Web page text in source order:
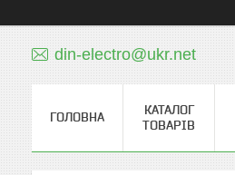
din-electro@ukr.net
ГОЛОВНА
КАТАЛОГ
ТОВАРІВ